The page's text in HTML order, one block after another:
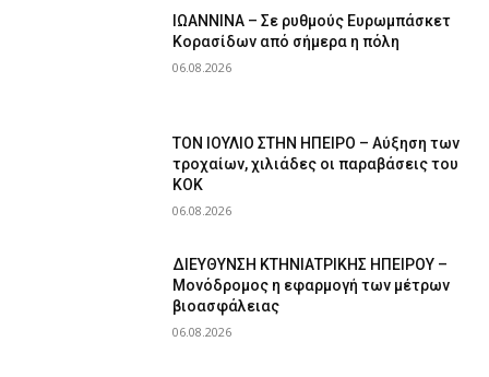
ΙΩΑΝΝΙΝΑ – Σε ρυθμούς Ευρωμπάσκετ
Κορασίδων από σήμερα η πόλη
06.08.2026
ΤΟΝ ΙΟΥΛΙΟ ΣΤΗΝ ΗΠΕΙΡΟ – Αύξηση των
τροχαίων, χιλιάδες οι παραβάσεις του
ΚΟΚ
06.08.2026
ΔΙΕΥΘΥΝΣΗ ΚΤΗΝΙΑΤΡΙΚΗΣ ΗΠΕΙΡΟΥ –
Μονόδρομος η εφαρμογή των μέτρων
βιοασφάλειας
06.08.2026